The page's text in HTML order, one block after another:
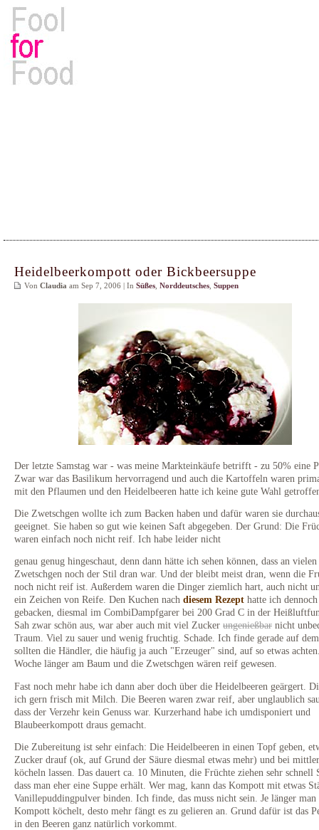
Heidelbeerkompott oder Bickbeersuppe
Von Claudia am Sep 7, 2006 | In Süßes Norddeutsches Suppen
Der letzte Samstag war - was meine Markteinkäufe betrifft - zu 50% eine
Zwar war das Basilikum hervorragend und auch die Kartoffeln waren
mit den Pflaumen und den Heidelbeeren hatte ich keine gute Wahl
Die Zwetschgen wollte ich zum Backen haben und dafür waren sie
geeignet. Sie haben so gut wie keinen Saft abgegeben. Der Grund: Die
waren einfach noch nicht reif. Ich habe leider nicht
genau genug hingeschaut, denn dann hätte ich sehen können, dass an vielen
Zwetschgen noch der Stil dran war. Und der bleibt meist dran, wenn die
noch nicht reif ist. Außerdem waren die Dinger ziemlich hart, auch nicht
ein Zeichen von Reife. Den Kuchen nach diesem Rezept hatte ich dennoch
gebacken, diesmal im CombiDampfgarer bei 200 Grad C in der
Sah zwar schön aus, war aber auch mit viel Zucker ungenießbar nicht
Traum. Viel zu sauer und wenig fruchtig. Schade. Ich finde gerade auf
sollten die Händler, die häufig ja auch "Erzeuger" sind, auf so etwas
Woche länger am Baum und die Zwetschgen wären reif gewesen.
Fast noch mehr habe ich dann aber doch über die Heidelbeeren geärgert.
ich gern frisch mit Milch. Die Beeren waren zwar reif, aber unglaublich
dass der Verzehr kein Genuss war. Kurzerhand habe ich umdisponiert und
Blaubeerkompott draus gemacht.
Die Zubereitung ist sehr einfach: Die Heidelbeeren in einen Topf geben,
Zucker drauf (ok, auf Grund der Säure diesmal etwas mehr) und bei
köcheln lassen. Das dauert ca. 10 Minuten, die Früchte ziehen sehr schnell
dass man eher eine Suppe erhält. Wer mag, kann das Kompott mit etwas
Vanillepuddingpulver binden. Ich finde, das muss nicht sein. Je länger man
Kompott köchelt, desto mehr fängt es zu gelieren an. Grund dafür ist das
in den Beeren ganz natürlich vorkommt.